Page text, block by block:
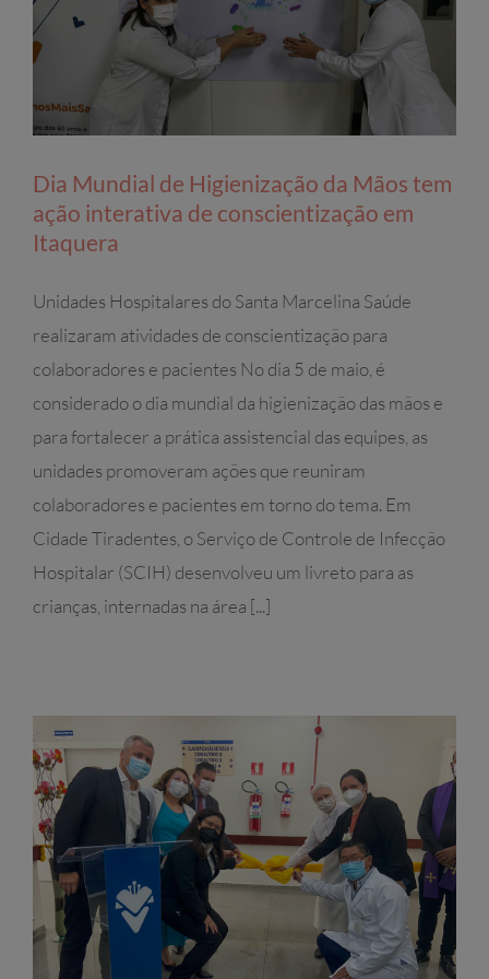
Dia Mundial de Higienização da Mãos tem
ação interativa de conscientização em
Itaquera
Unidades Hospitalares do Santa Marcelina Saúde
realizaram atividades de conscientização para
colaboradores e pacientes No dia 5 de maio, é
considerado o dia mundial da higienização das mãos e
para fortalecer a prática assistencial das equipes, as
unidades promoveram ações que reuniram
colaboradores e pacientes em torno do tema. Em
Cidade Tiradentes, o Serviço de Controle de Infecção
Hospitalar (SCIH) desenvolveu um livreto para as
crianças, internadas na área [...]